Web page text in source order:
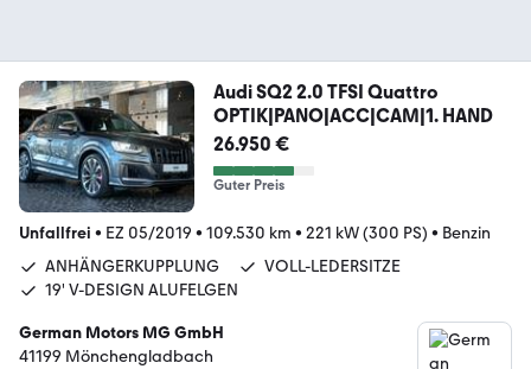
Audi SQ2 2.0 TFSI Quattro
OPTIK|PANO|ACC|CAM|1. HAND
26.950 €
Guter Preis
Unfallfrei • EZ 05/2019 • 109.530 km • 221 kW (300 PS) • Benzin
ANHÄNGERKUPPLUNG
VOLL-LEDERSITZE
19' V-DESIGN ALUFELGEN
German Motors MG GmbH
41199 Mönchengladbach